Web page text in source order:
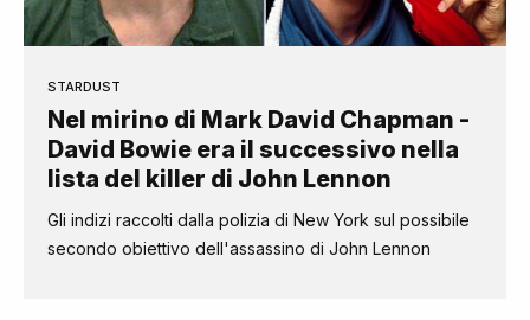
STARDUST
Nel mirino di Mark David Chapman -
David Bowie era il successivo nella
lista del killer di John Lennon
Gli indizi raccolti dalla polizia di New York sul possibile
secondo obiettivo dell'assassino di John Lennon